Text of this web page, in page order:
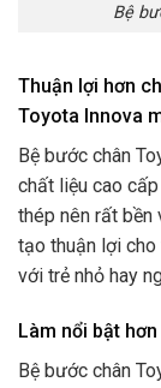
Bệ
Thuận lợi hơn
Toyota Innova
Bệ bước chân
chất liệu cao
thép nên rất bền
tạo thuận lợi
với trẻ nhỏ hay
Làm nổi bật
Bệ bước chân